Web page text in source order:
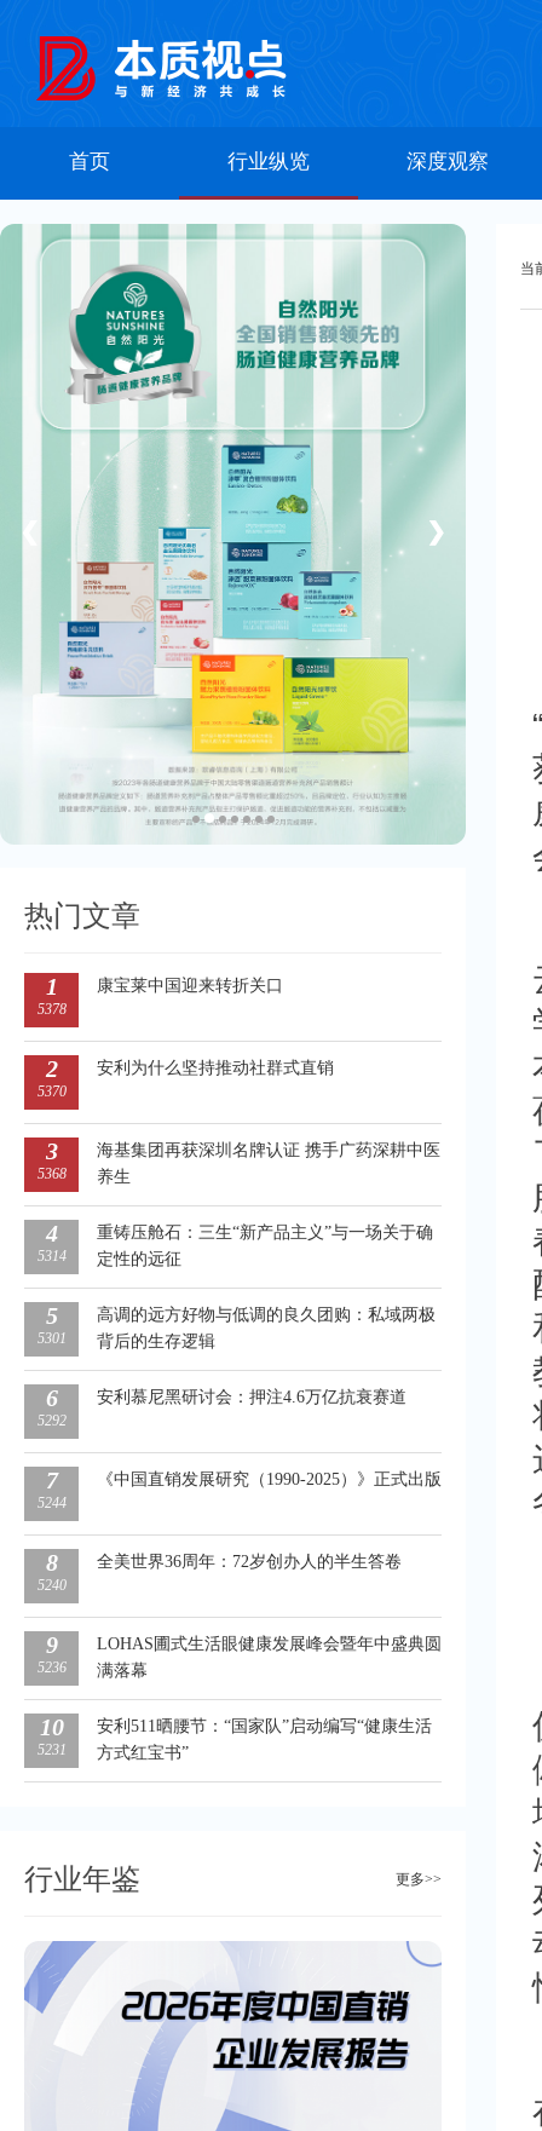
首页 行业纵览 深度观察
❯
热门文章
1
5378
康宝莱中国迎来转折关口
2
5370
安利为什么坚持推动社群式直销
3
5368
海基集团再获深圳名牌认证 携手广药深耕中医
养生
4
5314
重铸压舱石：三生“新产品主义”与一场关于确
定性的远征
5
5301
高调的远方好物与低调的良久团购：私域两极
背后的生存逻辑
6
5292
安利慕尼黑研讨会：押注4.6万亿抗衰赛道
7
5244
《中国直销发展研究（1990-2025）》正式出版
8
5240
全美世界36周年：72岁创办人的半生答卷
9
5236
LOHAS圃式生活眼健康发展峰会暨年中盛典圆
满落幕
10
5231
安利511晒腰节：“国家队”启动编写“健康生活
方式红宝书”
行业年鉴 更多>>
当